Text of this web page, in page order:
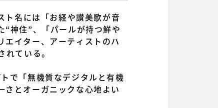
名には「お経や讃美歌が音
神住”、「パールが持つ鮮や
イター、アーティストのハ
ている。
で「無機質なデジタルと有機
とオーガニックな心地よい